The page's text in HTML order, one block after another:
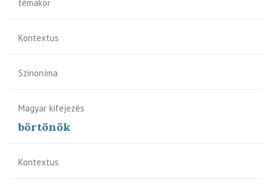
témakör
Kontextus
Szinoníma
Magyar kifejezés
börtönök
Kontextus